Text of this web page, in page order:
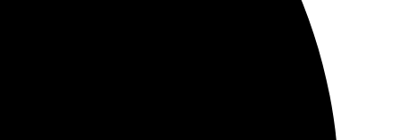
если не на металлическую поверхность класть. В